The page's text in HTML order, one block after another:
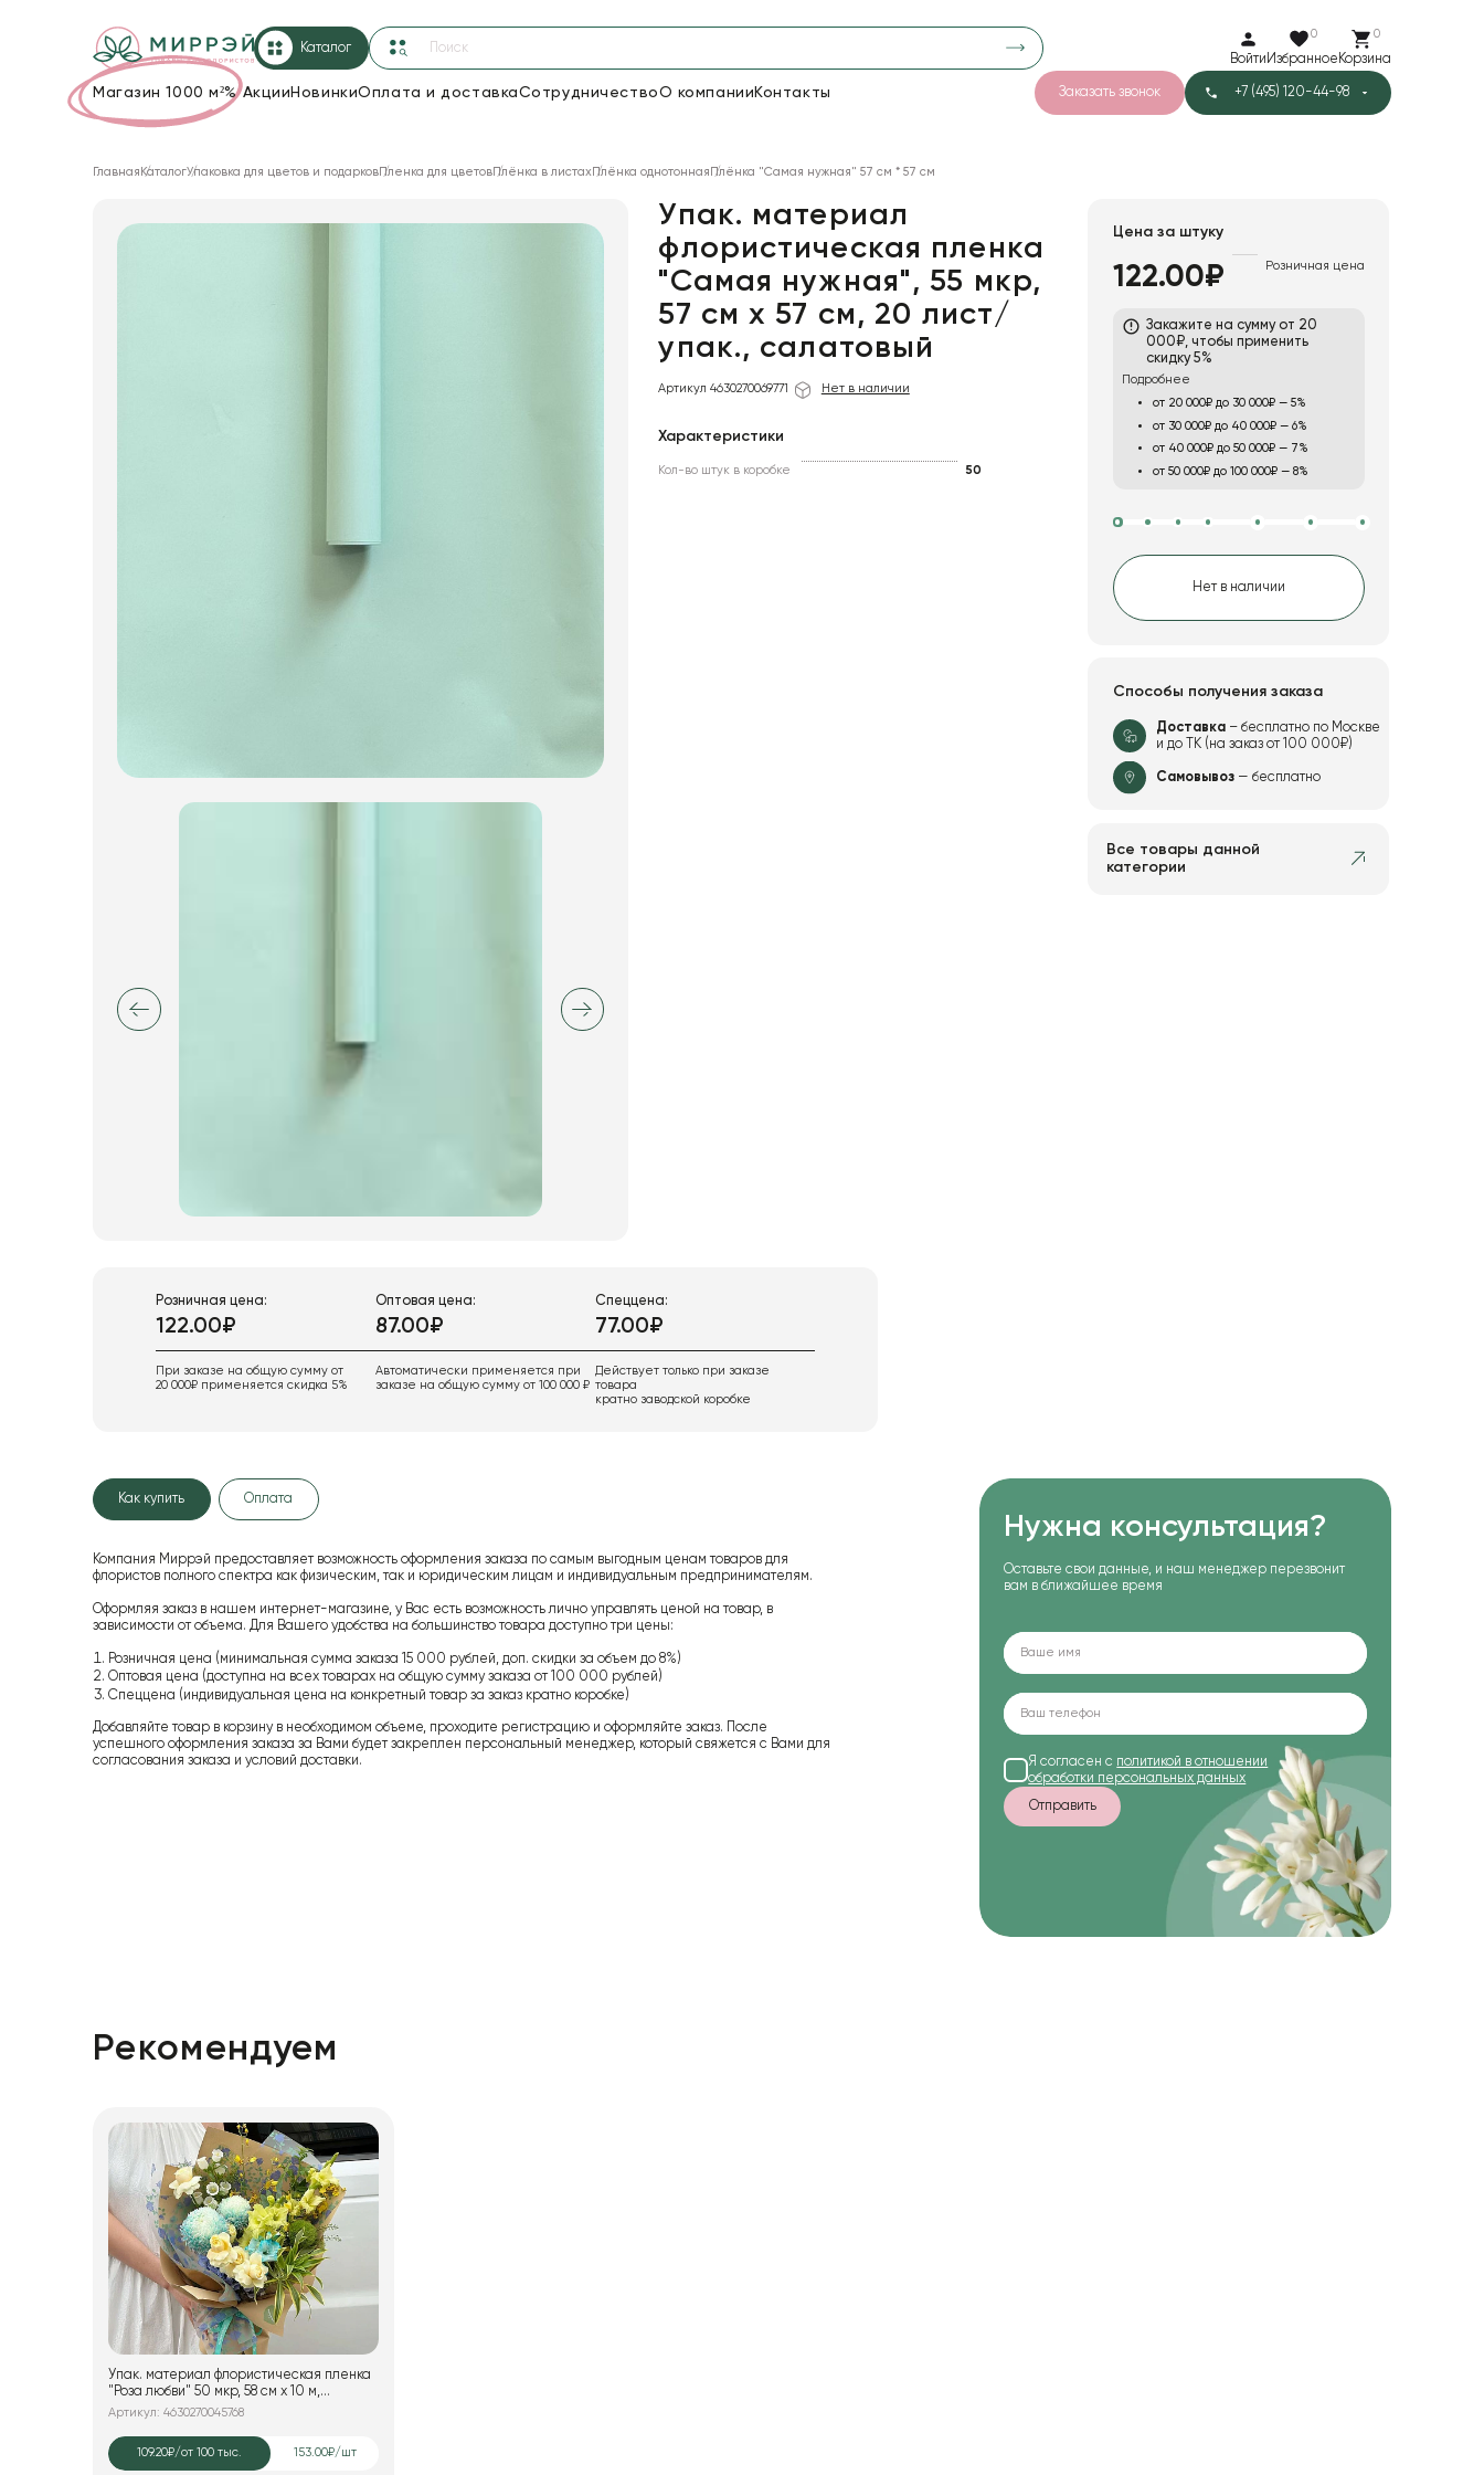
Каталог
Войти
0
Избранное
0
Корзина
Магазин 1000 м²%Акции НовинкиОплата и доставкаСотрудничествоО компании Контакты Заказать звонок +7 (495) 120-44-98
прозрачная
18
Сетка 6
Корзины и плетеные изделия
Сухоцветы
Главная КаталогУпаковка для цветов и подарковПленка для цветовПлёнка в листахПлёнка однотонная Плёнка "Самая нужная" 57 см * 57 см
Упак. материал
флористическая пленка
"Самая нужная", 55 мкр,
57 см х 57 см, 20 лист/
упак., салатовый
Артикул 4630270069771 Нет в наличии
Характеристики
Кол-во штук в коробке 50
Розничная цена:
122.00₽
При заказе на общую сумму от
20 000₽ применяется скидка 5%
Оптовая цена:
87.00₽
Автоматически применяется при
заказе на общую сумму от 100 000 ₽
Спеццена:
77.00₽
Действует только при заказе
товара
кратно заводской коробке
Цена за штуку
122.00₽ Розничная цена
Закажите на сумму от 20
000₽, чтобы применить
скидку 5%
Подробнее
от 20 000₽ до 30 000₽ — 5%
от 30 000₽ до 40 000₽ — 6%
от 40 000₽ до 50 000₽ — 7%
от 50 000₽ до 100 000₽ — 8%
Нет в наличии
Способы получения заказа
Доставка– бесплатно по Москве
и до ТК (на заказ от 100 000₽)
Самовывоз— бесплатно
Все товары данной
категории
Как купить Оплата
Компания Миррэй предоставляет возможность оформления заказа по самым выгодным ценам товаров для
флористов полного спектра как физическим, так и юридическим лицам и индивидуальным предпринимателям.
Оформляя заказ в нашем интернет-магазине, у Вас есть возможность лично управлять ценой на товар, в
зависимости от объема. Для Вашего удобства на большинство товара доступно три цены:
Розничная цена (минимальная сумма заказа 15 000 рублей, доп. скидки за объем до 8%)
Оптовая цена (доступна на всех товарах на общую сумму заказа от 100 000 рублей)
Спеццена (индивидуальная цена на конкретный товар за заказ кратно коробке)
Добавляйте товар в корзину в необходимом объеме, проходите регистрацию и оформляйте заказ. После
успешного оформления заказа за Вами будет закреплен персональный менеджер, который свяжется с Вами для
согласования заказа и условий доставки.
Нужна консультация?
Оставьте свои данные, и наш менеджер перезвонит
вам в ближайшее время
Я согласен с политикой в отношении
обработки персональных данных
Отправить
Рекомендуем
Упак. материал флористическая пленка
"Роза любви" 50 мкр, 58 см х 10 м,
оранжевый с синим
Артикул: 4630270045768
109.20₽/от 100 тыс. 153.00₽/шт